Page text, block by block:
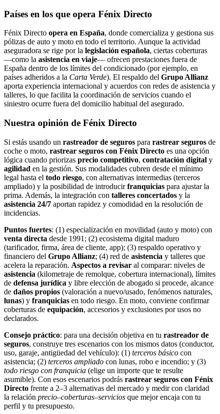
Países en los que opera Fénix Directo
Fénix Directo opera en España, donde comercializa y gestiona sus
pólizas de auto y moto en todo el territorio. Aunque la actividad
aseguradora se rige por la legislación española, ciertas coberturas
—como la asistencia en viaje— ofrecen prestaciones fuera de
España dentro de los límites del condicionado (por ejemplo, en
países adheridos a la Carta Verde). El respaldo del Grupo Allianz
aporta experiencia internacional y acuerdos con redes de asistencia y
talleres, lo que facilita la coordinación de servicios cuando el
siniestro ocurre fuera del domicilio habitual del asegurado.
Nuestra opinión de Fénix Directo
Si estás usando un rastreador de seguros para rastrear seguros de
coche o moto, rastrear seguros con Fénix Directo es una opción
lógica cuando priorizas precio competitivo, contratación digital y
agilidad en la gestión. Sus modalidades cubren desde el mínimo
legal hasta el todo riesgo, con alternativas intermedias (terceros
ampliado) y la posibilidad de introducirfranquicias para ajustar la
prima. Además, la integración con talleres concertados y la
asistencia 24/7 aportan rapidez y comodidad en la resolución de
incidencias.
Puntos fuertes: (1) especialización en movilidad (auto y moto) con
venta directa desde 1991; (2) ecosistema digital maduro
(tarificador, firma, área de cliente, app); (3) respaldo operativo y
financiero del Grupo Allianz; (4) red de asistencia y talleres que
acelera la reparación. Aspectos a revisar al comparar: niveles de
asistencia (kilometraje de remolque, cobertura internacional), límites
de defensa jurídica y libre elección de abogado si procede, alcance
de daños propios (valoración a nuevo/usado, fenómenos naturales,
lunas) y franquicias en todo riesgo. En moto, conviene confirmar
coberturas de equipación, accesorios y exclusiones por usos no
declarados.
Consejo práctico: para una decisión objetiva en tu rastreador de
seguros, construye tres escenarios con los mismos datos (conductor,
uso, garaje, antigüedad del vehículo): (1) terceros básico con
asistencia; (2) terceros ampliado con lunas, robo e incendio; y (3)
todo riesgo con franquicia (elige un importe que te resulte
asumible). Con esos escenarios podrás rastrear seguros con Fénix
Directo frente a 2–3 alternativas del mercado y medir con claridad
la relación precio–coberturas–servicios que mejor encaja con tu
perfil y tu presupuesto.